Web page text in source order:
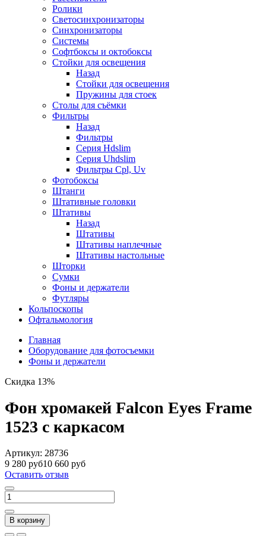
Ролики
Светосинхронизаторы
Синхронизаторы
Системы
Софтбоксы и октобоксы
Стойки для освещения
Назад
Стойки для освещения
Пружины для стоек
Столы для съёмки
Фильтры
Назад
Фильтры
Серия Hdslim
Серия Uhdslim
Фильтры Cpl, Uv
Фотобоксы
Штанги
Штативные головки
Штативы
Назад
Штативы
Штативы наплечные
Штативы настольные
Шторки
Сумки
Фоны и держатели
Футляры
Кольпоскопы
Офтальмология
Главная
Оборудование для фотосъемки
Фоны и держатели
Скидка 13%
Фон хромакей Falcon Eyes Frame
1523 с каркасом
Артикул: 28736
9 280 руб10 660 руб
Оставить отзыв
В корзину